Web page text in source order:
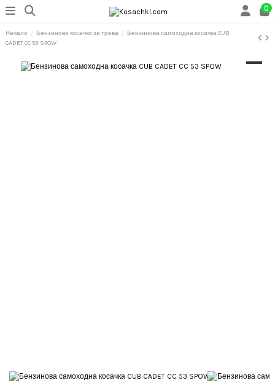
0
Начало Бензинови косачки за трева
Бензинова самоходна косачка CUB
CADET CC 53 SPOW